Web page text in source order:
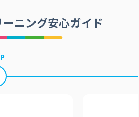
ニング安心ガイド